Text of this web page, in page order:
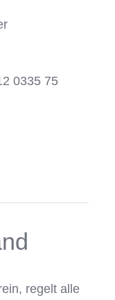
0335 75
regelt alle